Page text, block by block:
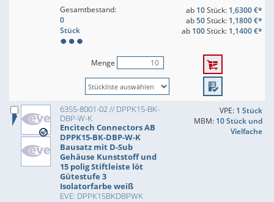
Gesamtbestand:
0
Stück
ab 10Stück: 1,6300 €*
ab50Stück: 1,1800 €*
ab 100Stück: 1,1400 €*
Menge
6355-8001-02 // DPPK15-BK-
DBP-W-K
Encitech Connectors AB
DPPK15-BK-DBP-W-K
Bausatz mit D-Sub
Gehäuse Kunststoff und
15 polig Stiftleiste löt
Gütestufe 3
Isolatorfarbe weiß
EVE: DPPK15BKDBPWK
VPE: 1 Stück
MBM: 10 Stück und
Vielfache